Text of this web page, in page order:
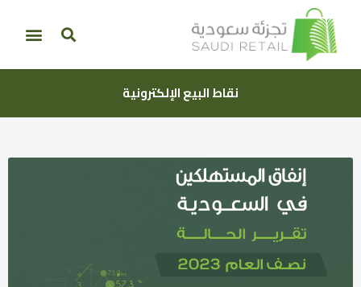
نقاط البيع الإلكترونية